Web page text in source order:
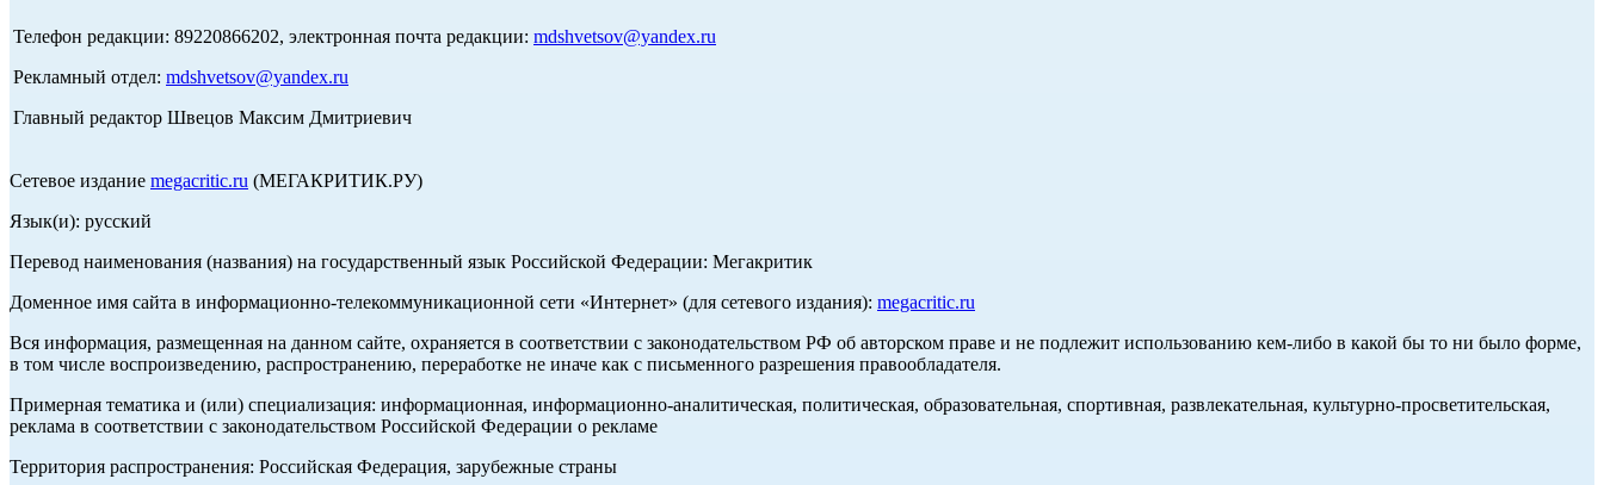
Телефон редакции: 89220866202, электронная почта редакции: mdshvetsov@yandex.ru
Рекламный отдел: mdshvetsov@yandex.ru
Главный редактор Швецов Максим Дмитриевич
Сетевое издание megacritic.ru (МЕГАКРИТИК.РУ)
Язык(и): русский
Перевод наименования (названия) на государственный язык Российской Федерации: Мегакритик
Доменное имя сайта в информационно-телекоммуникационной сети «Интернет» (для сетевого издания): megacritic.ru
Вся информация, размещенная на данном сайте, охраняется в соответствии с законодательством РФ об авторском праве и не подлежит использованию кем-либо в какой бы то ни было форме,
в том числе воспроизведению, распространению, переработке не иначе как с письменного разрешения правообладателя.
Примерная тематика и (или) специализация: информационная, информационно-аналитическая, политическая, образовательная, спортивная, развлекательная, культурно-просветительская,
реклама в соответствии с законодательством Российской Федерации о рекламе
Территория распространения: Российская Федерация, зарубежные страны